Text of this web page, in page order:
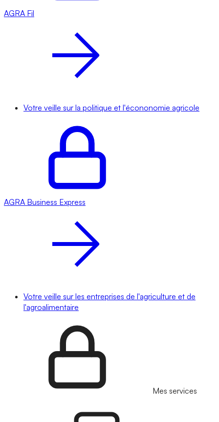
AGRA Fil
Votre veille sur la politique et l'écononomie agricole
AGRA Business Express
Votre veille sur les entreprises de l'agriculture et de
l'agroalimentaire
Mes services